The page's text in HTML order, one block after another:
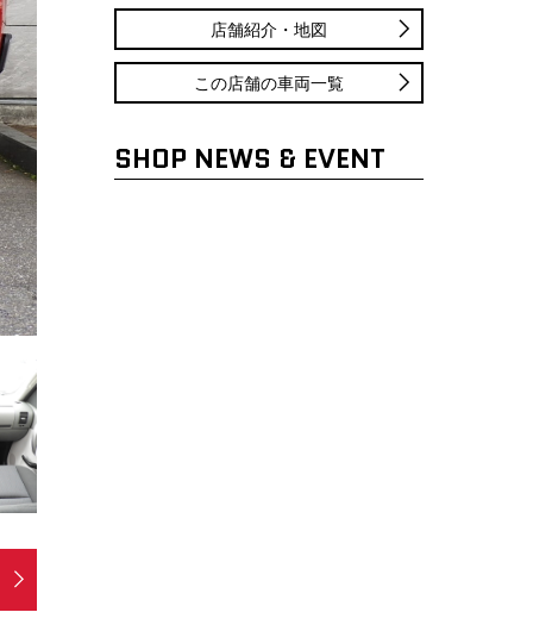
店舗紹介・地図
この店舗の車両一覧
SHOP NEWS & EVENT